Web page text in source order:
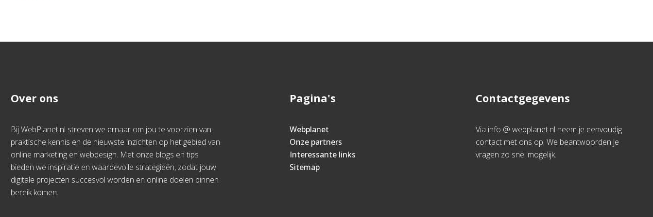
Over ons
Bij WebPlanet.nl streven we ernaar om jou te voorzien van
praktische kennis en de nieuwste inzichten op het gebied van
online marketing en webdesign. Met onze blogs en tips
bieden we inspiratie en waardevolle strategieën, zodat jouw
digitale projecten succesvol worden en online doelen binnen
bereik komen.
Pagina's
Webplanet
Onze partners
Interessante links
Sitemap
Contactgegevens
Via info @ webplanet.nl neem je eenvoudig
contact met ons op. We beantwoorden je
vragen zo snel mogelijk.